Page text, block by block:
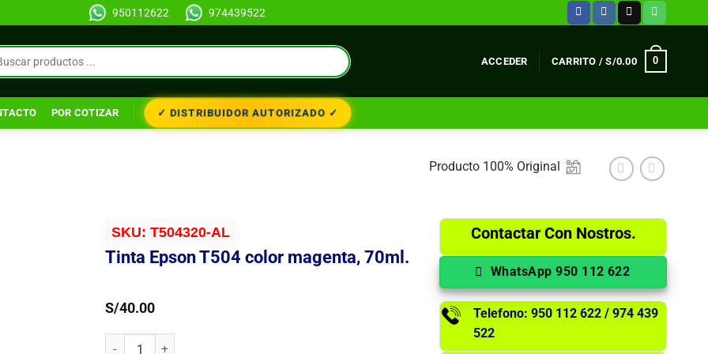
950112622 974439522
ACCEDER CARRITO /S/0.00 0
POR COTIZAR ✓ DISTRIBUIDOR AUTORIZADO ✓
Producto 100% Original
SKU: T504320-AL
Tinta Epson T504 color magenta, 70ml.
S/40.00
Tinta Epson T504 color magenta, 70ml. cantidad
Contactar Con Nostros.
WhatsApp 950 112 622
Telefono: 950 112 622 / 974 439
522